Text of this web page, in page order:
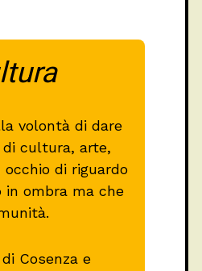
volontà di dare
cultura, arte,
di riguardo
in ombra ma che
Cosenza e